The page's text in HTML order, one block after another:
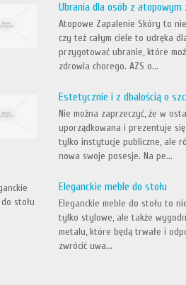
Ubrania dla osób z atopowym
Atopowe Zapalenie Skóry to
czy też całym ciele to udręka
przygotować ubranie, które
zdrowia chorego. AZS o...
Estetycznie i z dbalością o
Nie można zaprzeczyć, że w
uporządkowana i prezentuje
tylko instytucje publiczne, ale
nowa swoje posesje. Na pe...
Eleganckie meble do stołu
Eleganckie meble do stołu to
tylko stylowe, ale także
metalu, które będą trwałe i
zwrócić uwa...